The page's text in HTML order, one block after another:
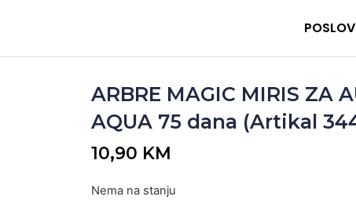
ARBRE MAGIC MIRIS ZA
AQUA 75 dana (Artikal
10,90 KM
Nema na stanju